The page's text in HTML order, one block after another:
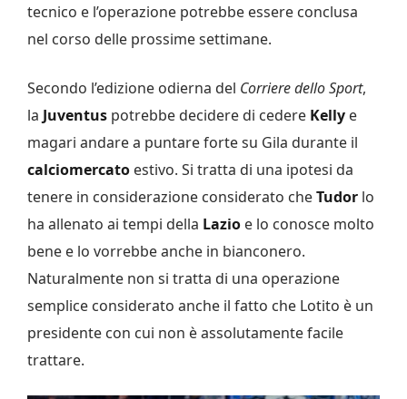
tecnico e l’operazione potrebbe essere conclusa
nel corso delle prossime settimane.
Secondo l’edizione odierna del Corriere dello Sport,
la Juventus potrebbe decidere di cedere Kelly e
magari andare a puntare forte su Gila durante il
calciomercato estivo. Si tratta di una ipotesi da
tenere in considerazione considerato cheTudor lo
ha allenato ai tempi della Lazio e lo conosce molto
bene e lo vorrebbe anche in bianconero.
Naturalmente non si tratta di una operazione
semplice considerato anche il fatto che Lotito è un
presidente con cui non è assolutamente facile
trattare.